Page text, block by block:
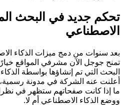
تحكم جديد في البحث
الاصطناعي
بعد سنوات من دمج ميزات الذكاء
تمنح جوجل الآن مشرفي المواقع
البحث التي تم إنشاؤها بواسطة
أعلنت عنه الشركة في مدونة
ما إذا كانت صفحاتهم ستظهر في
ووضع الذكاء الاصطناعي أم لا.